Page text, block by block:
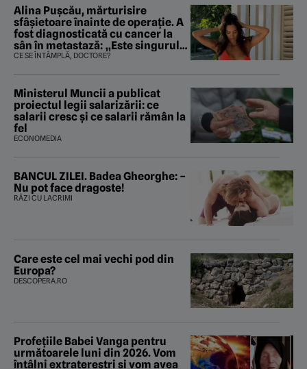
Alina Pușcău, mărturisire
sfâșietoare înainte de operație. A
fost diagnosticată cu cancer la
sân în metastază: „Este singurul
tratament care o să mă ajute să
CE SE ÎNTÂMPLĂ, DOCTORE?
Ministerul Muncii a publicat
proiectul legii salarizării: ce
salarii cresc și ce salarii rămân la
fel
ECONOMEDIA
BANCUL ZILEI. Badea Gheorghe: –
Nu pot face dragoste!
RÂZI CU LACRIMI
Care este cel mai vechi pod din
Europa?
DESCOPERA.RO
Profețiile Babei Vanga pentru
următoarele luni din 2026. Vom
întâlni extratereștri și vom avea